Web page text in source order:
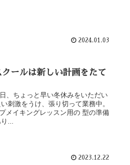
2024.01.03
ールは新しい計画をたて
、ちょっと早い冬休みをいただい
刺激をうけ、張り切って業務中。
メイキングレッスン用の 型の準備
...
2023.12.22